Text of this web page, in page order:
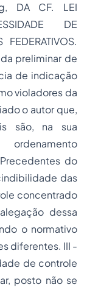
DA CF. LEI
DE
da preliminar de
de indicação
violadores da
o autor que,
são, na sua
do
das
concentrado
dessa
o normativo
diferentes. III -
de controle
posto não se